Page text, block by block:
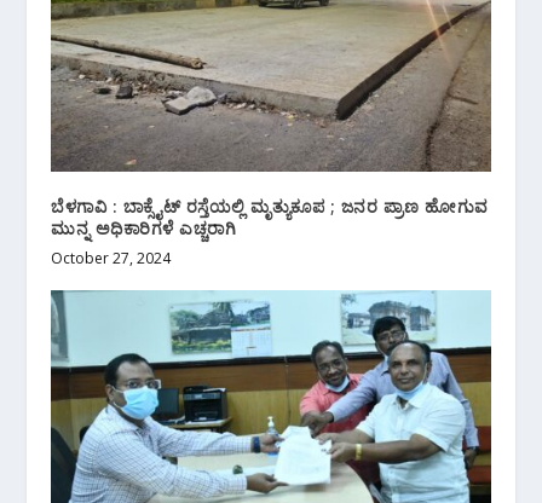
ಬೆಳಗಾವಿ : ಬಾಕ್ಸೈಟ್ ರಸ್ತೆಯಲ್ಲಿ ಮೃತ್ಯುಕೂಪ ; ಜನರ ಪ್ರಾಣ ಹೋಗುವ
ಮುನ್ನ ಅಧಿಕಾರಿಗಳೆ ಎಚ್ಚರಾಗಿ
October 27, 2024